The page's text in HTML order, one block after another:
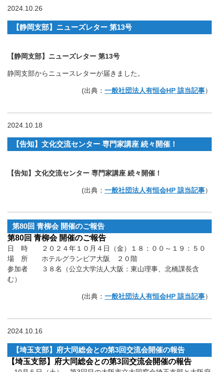
2024.10.26
【静岡支部】ニューズレター 第13号
【静岡支部】ニューズレター 第13号
静岡支部からニュースレターが届きました。
(出典： 一般社団法人有恒会HP 該当記事）
2024.10.18
【告知】文化交流センター 専門家講座 続々開催！
【告知】文化交流センター 専門家講座 続々開催！
(出典： 一般社団法人有恒会HP 該当記事）
第80回 青柳会 開催のご報告
第80回 青柳会 開催のご報告
日 時 ２０２４年１０月４日（金）１８：００～１９：５０
場 所 ホテルグランビア大阪 ２０階
参加者 ３８名（公立大学法人大阪：東山理事、北橋課長含
む）
(出典： 一般社団法人有恒会HP 該当記事）
2024.10.16
【埼玉支部】府大同総会との第3回交流会開催の報告
【埼玉支部】府大同総会との第3回交流会開催の報告